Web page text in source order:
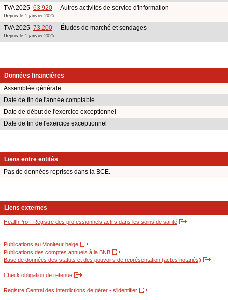
TVA 2025 63.920 - Autres activités de service d'information
Depuis le 1 janvier 2025
TVA 2025 73.200 - Études de marché et sondages
Depuis le 1 janvier 2025
Données financières
Assemblée générale
Date de fin de l'année comptable
Date de début de l'exercice exceptionnel
Date de fin de l'exercice exceptionnel
Liens entre entités
Pas de données reprises dans la BCE.
Liens externes
HealthPro - Registre des professionnels actifs dans les soins de santé
Publications au Moniteur belge
Publications des comptes annuels à la BNB
Base de données des statuts et des pouvoirs de représentation (actes notariés)
Check obligation de retenue
Registre Central des interdictions de gérer - s'identifier